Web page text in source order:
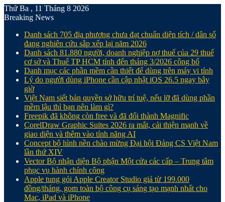
Thứ Ba , 11 Tháng 8 2026
Breaking News
Danh sách 705 địa phương chưa đạt chuẩn diện tích / dân số
đang nghiên cứu sắp xếp lại năm 2026
Danh sách 81.880‬ người, doanh nghiệp nợ thuế của 29 thuế
cơ sở và Thuế TP HCM tính đến tháng 3/2026 công bố
Danh mục các phần mềm cần thiết để dùng trên máy vi tính
Lý do người dùng iPhone cần cập nhật iOS 26.5 ngay bây
giờ
Việt Nam siết bản quyền sở hữu trí tuệ, nếu lỡ đã dùng phần
mềm lậu thì bạn nên làm gì?
Freepik đã không còn free và đã đổi thành Magnific
CorelDraw Graphic Suites 2026 ra mắt, cải thiện mạnh về
giao diện và thêm vào tính năng AI
Concept bộ hình nền chào mừng Đại hội Đảng CS Việt Nam
lần thứ XIV
Vector Bộ nhận diện Bộ phận Một cửa các cấp – Trung tâm
phục vụ hành chính công
Apple tung gói Apple Creator Studio giá từ 199.000
đồng/tháng, gom toàn bộ công cụ sáng tạo mạnh nhất cho
Mac, iPad và iPhone